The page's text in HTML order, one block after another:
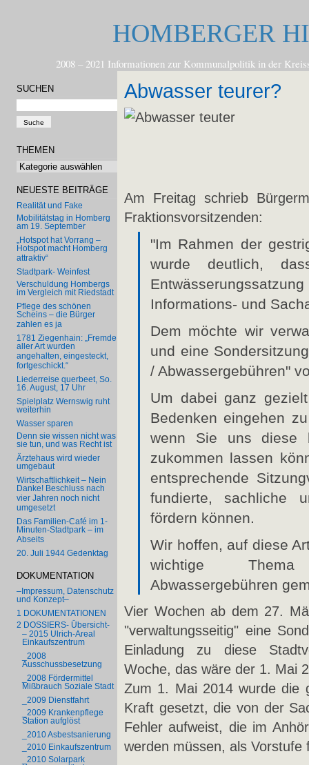
HOMBERGER
2008 – 2021 Informationen zur Kommunalpolitik in der
SUCHEN
THEMEN
Themen
NEUESTE BEITRÄGE
Realität und Fake
Mobilitätstag in Homberg
am 19. September
„Hotspot hat Vorrang –
Hotspot macht Homberg
attraktiv“
Stadtpark- Weinfest
Verschuldung Hombergs
im Vergleich mit Riedstadt
Pflege des schönen
Scheins – die Bürger
zahlen es ja
1781 Ziegenhain: „Fremde
aller Art wurden
angehalten, eingesteckt,
fortgeschickt.“
Liederreise querbeet, So.
16. August, 17 Uhr
Spielplatz Wernswig ruht
weiterhin
Wasser sparen
Denn sie wissen nicht was
sie tun, und was Recht ist
Ärztehaus wird wieder
umgebaut
Wirtschaftlichkeit – Nein
Danke! Beschluss nach
vier Jahren noch nicht
umgesetzt
Das Familien-Café im 1-
Minuten-Stadtpark – im
Abseits
20. Juli 1944 Gedenktag
DOKUMENTATION
–Impressum, Datenschutz
und Konzept–
1 DOKUMENTATIONEN
2 DOSSIERS- Übersicht-
– 2015 Ulrich-Areal
Einkaufszentrum
_2008
Ausschussbesetzung
_2008 Fördermittel
Mißbrauch Soziale Stadt
_2009 Dienstfahrt
_2009 Krankenpflege
Station aufglöst
_2010 Asbestsanierung
_2010 Einkaufszentrum
_2010 Solarpark
Abwasser teurer?
Am Freitag schrieb
Fraktionsvorsitzenden:
"Im Rahmen der
wurde deutlich,
Informations- und
Dem möchte wir
und eine
/ Abwassergebühren"
Um dabei ganz
Bedenken eingehen
wenn Sie uns diese
zukommen lassen
entsprechende
fundierte, sachliche
fördern können.
Wir hoffen, auf diese
wichtige Thema
Abwassergebühren
Vier Wochen ab dem 27.
"verwaltungsseitig" eine
Einladung zu diese
Woche, das wäre der 1. Mai
Zum 1. Mai 2014 wurde die
Kraft gesetzt, die von der
Fehler aufweist, die im
werden müssen, als Vorstufe